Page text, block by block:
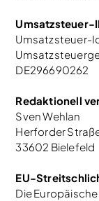
Umsatzsteuer-
Umsatzsteuer-
DE296690262
Redaktionell
Sven Wehlan
Herforder
33602 Bielefeld
EU-
Die